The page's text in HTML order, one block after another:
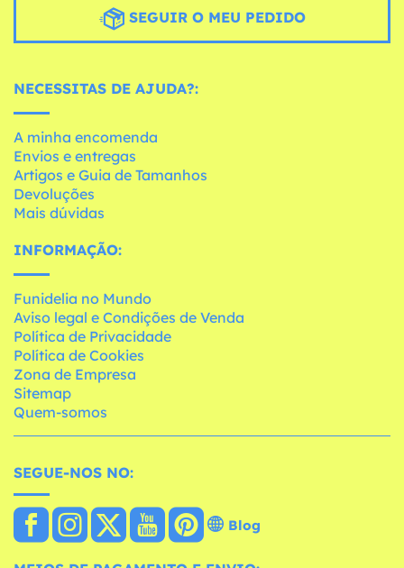
SEGUIR O MEU PEDIDO
NECESSITAS DE AJUDA?:
A minha encomenda
Envios e entregas
Artigos e Guia de Tamanhos
Devoluções
Mais dúvidas
INFORMAÇÃO:
Funidelia no Mundo
Aviso legal e Condições de Venda
Política de Privacidade
Política de Cookies
Zona de Empresa
Sitemap
Quem-somos
SEGUE-NOS NO:
Blog